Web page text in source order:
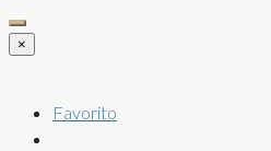
×
Favorito